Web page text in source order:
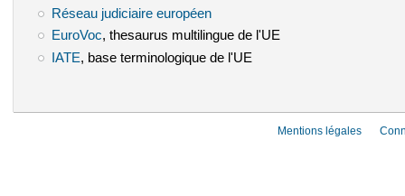
Réseau judiciaire européen(le lien est externe)
EuroVoc(le lien est externe)
, thesaurus multilingue de l'UE
IATE (le lien est externe)
, base terminologique de l'UE
Mentions légales